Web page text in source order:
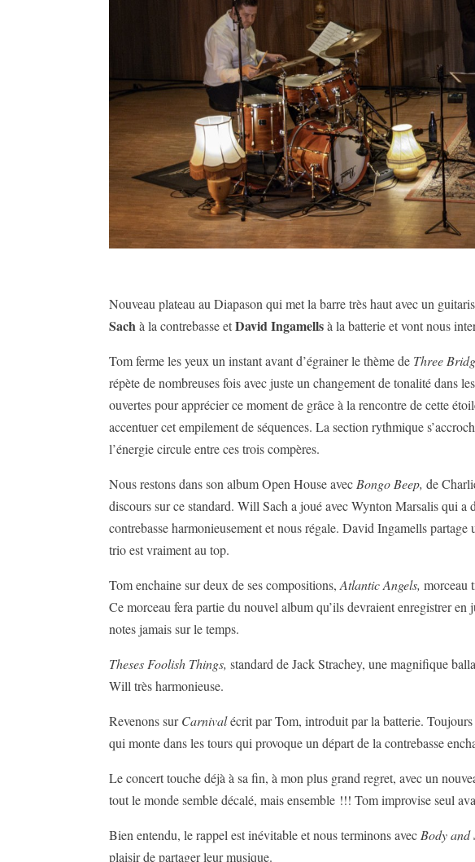
Nouveau plateau au Diapason qui met la barre très haut avec un
Sachà la contrebasse etDavid Ingamellsà la batterie et vont nous
Tom ferme les yeux un instant avant d’égrainer le thème de Three
répète de nombreuses fois avec juste un changement de tonalité dans
ouvertes pour apprécier ce moment de grâce à la rencontre de cette
accentuer cet empilement de séquences. La section rythmique
l’énergie circule entre ces trois compères.
Nous restons dans son album Open House avec Bongo Beep,de
discours sur ce standard. Will Sach a joué avec Wynton Marsalis qui
contrebasse harmonieusement et nous régale. David Ingamells
trio est vraiment au top.
Tom enchaine sur deux de ses compositions,Atlantic Angels,morceau
Ce morceau fera partie du nouvel album qu’ils devraient enregistrer
notes jamais sur le temps.
Theses Foolish Things, standard de Jack Strachey, une magnifique
Will très harmonieuse.
Revenons surCarnivalécrit par Tom, introduit par la batterie. Toujours
qui monte dans les tours qui provoque un départ de la contrebasse
Le concert touche déjà à sa fin, à mon plus grand regret, avec un
tout le monde semble décalé, mais ensemble !!! Tom improvise seul
Bien entendu, le rappel est inévitable et nous terminons avec Body
plaisir de partager leur musique.